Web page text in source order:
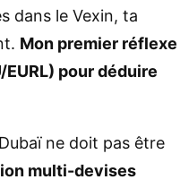
dans le Vexin, ta
Mon premier réflexe
pour déduire
ne doit pas être
multi-devises